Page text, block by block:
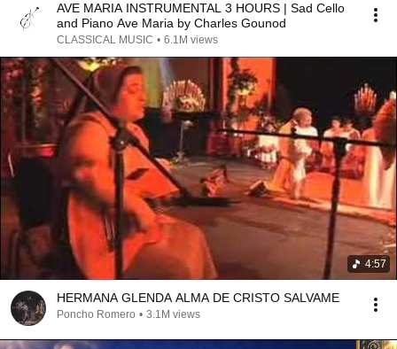
AVE MARIA INSTRUMENTAL 3 HOURS | Sad Cello
and Piano Ave Maria by Charles Gounod
CLASSICAL MUSIC • 6.1M views
4:57
HERMANA GLENDA ALMA DE CRISTO SALVAME
Poncho Romero • 3.1M views